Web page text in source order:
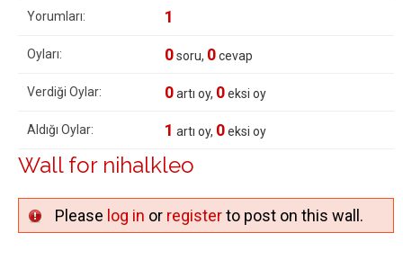
Yorumları: 1
Oyları: 0soru, 0cevap
Verdiği Oylar: 0artı oy, 0eksi oy
Aldığı Oylar: 1 artı oy, 0eksi oy
Wall for nihalkleo
Please log in or registerto post on this wall.